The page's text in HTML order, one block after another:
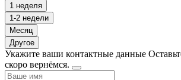
1 неделя
1-2 недели
Месяц
Другое
Укажите ваши контактные данные
скоро вернёмся.